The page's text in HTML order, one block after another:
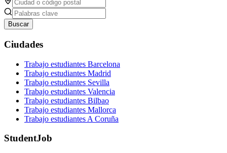
Buscar
Ciudades
Trabajo estudiantes Barcelona
Trabajo estudiantes Madrid
Trabajo estudiantes Sevilla
Trabajo estudiantes Valencia
Trabajo estudiantes Bilbao
Trabajo estudiantes Mallorca
Trabajo estudiantes A Coruña
StudentJob